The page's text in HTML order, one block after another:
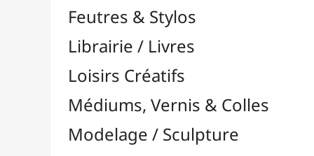
Supports Dessin & Peinture
Transport / Rangement
Vannerie / Rotin
Papeterie & Bureau
Pochettes, Trieurs & Trousses
Aimants & Magnets
Ardoises